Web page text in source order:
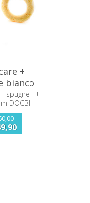
+
bianco
spugne +
DOCBI